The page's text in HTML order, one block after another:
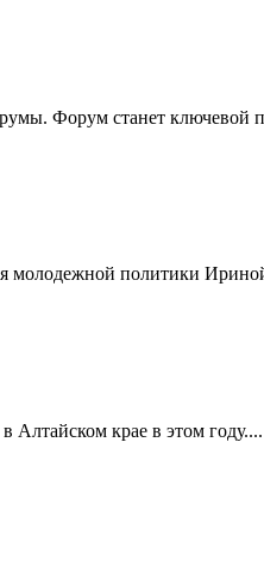
Форум станет ключевой
молодежной политики
Алтайском крае в этом году....